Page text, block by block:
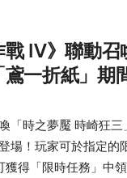
戰 Ⅳ》聯動召
一折紙」期
時之夢魘 時崎狂三
場！玩家可於指定的
獲得「限時任務」中